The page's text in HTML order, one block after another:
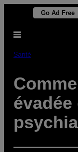
content
Go Ad Free
Open
Santé
évadée